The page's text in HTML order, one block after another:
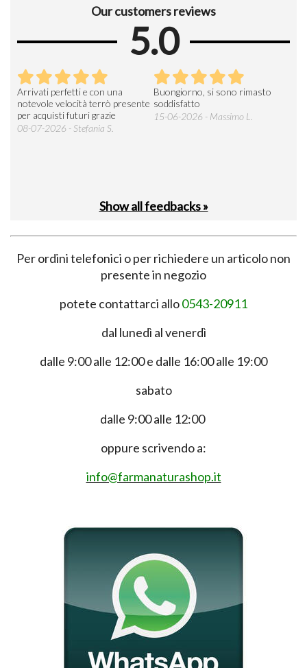
Our customers reviews
5.0
Arrivati perfetti e con una
notevole velocità terrò presente
per acquisti futuri grazie
08-07-2026 - Stefania S.
Buongiorno, si sono rimasto
soddisfatto
15-06-2026 - Massimo L.
Show all feedbacks »
Per ordini telefonici o per richiedere un articolo non
presente in negozio
potete contattarci allo0543-20911
dal lunedì al venerdì
dalle 9:00 alle 12:00 e dalle 16:00 alle 19:00
sabato
dalle 9:00 alle 12:00
oppure scrivendo a:
info@farmanaturashop.it